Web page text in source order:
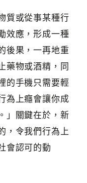
質或從事某種行
效應，形成一種
後果，一再地重
藥物或酒精，同
的手機只需要輕
為上癮會讓你成
」關鍵在於，新
，令我們行為上
會認可的動